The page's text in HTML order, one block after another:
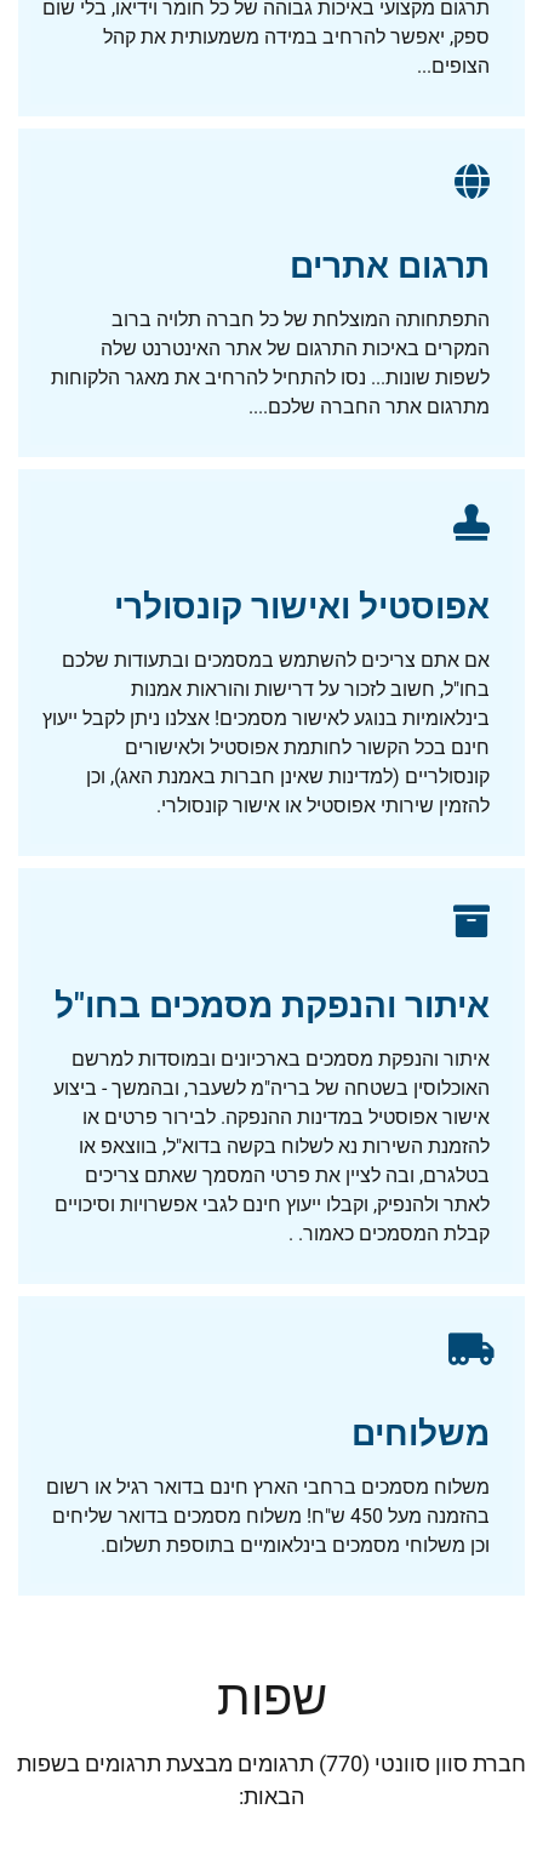
תרגום מקצועי באיכות גבוהה של כל חומר וידיאו, בלי שום
ספק, יאפשר להרחיב במידה משמעותית את קהל
הצופים...
תרגום אתרים
התפתחותה המוצלחת של כל חברה תלויה ברוב
המקרים באיכות התרגום של אתר האינטרנט שלה
לשפות שונות... נסו להתחיל להרחיב את מאגר הלקוחות
מתרגום אתר החברה שלכם....
אפוסטיל ואישור קונסולרי
אם אתם צריכים להשתמש במסמכים ובתעודות שלכם
בחו"ל, חשוב לזכור על דרישות והוראות אמנות
בינלאומיות בנוגע לאישור מסמכים! אצלנו ניתן לקבל ייעוץ
חינם בכל הקשור לחותמת אפוסטיל ולאישורים
קונסולריים (למדינות שאינן חברות באמנת האג), וכן
להזמין שירותי אפוסטיל או אישור קונסולרי.
איתור והנפקת מסמכים בחו"ל
איתור והנפקת מסמכים בארכיונים ובמוסדות למרשם
האוכלוסין בשטחה של בריה"מ לשעבר, ובהמשך - ביצוע
אישור אפוסטיל במדינות ההנפקה. לבירור פרטים או
להזמנת השירות נא לשלוח בקשה בדוא"ל, בווצאפ או
בטלגרם, ובה לציין את פרטי המסמך שאתם צריכים
לאתר ולהנפיק, וקבלו ייעוץ חינם לגבי אפשרויות וסיכויים
קבלת המסמכים כאמור. .
משלוחים
משלוח מסמכים ברחבי הארץ חינם בדואר רגיל או רשום
בהזמנה מעל 450 ש"ח! משלוח מסמכים בדואר שליחים
וכן משלוחי מסמכים בינלאומיים בתוספת תשלום.
שפות
חברת סוון סוונטי (770) תרגומים מבצעת תרגומים בשפות
הבאות: